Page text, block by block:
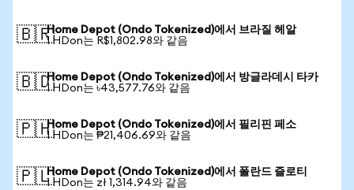
🇧🇷Home Depot (Ondo Tokenized)에서 브라질 헤알
1 HDon는 R$1,802.98와 같음
🇧🇩Home Depot (Ondo Tokenized)에서 방글라데시 타카
1 HDon는 ৳43,577.76와 같음
🇵🇭Home Depot (Ondo Tokenized)에서 필리핀 페소
1 HDon는 ₱21,406.69와 같음
🇵🇱Home Depot (Ondo Tokenized)에서 폴란드 즐로티
1 HDon는 zł 1,314.94와 같음